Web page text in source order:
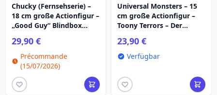
Chucky (Fernsehserie) –
18 cm große Actionfigur –
„Good Guy“ Blindbox
29,90 €
Précommande
(15/07/2026)
Universal Monsters – 15
cm große Actionfigur –
Toony Terrors – Der
23,90 €
Verfügbar